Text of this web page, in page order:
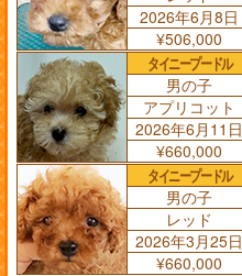
2026年6月8日
¥506,000
タイニープードル
男の子
アプリコット
2026年6月11日
¥660,000
タイニープードル
男の子
レッド
2026年3月25日
¥660,000